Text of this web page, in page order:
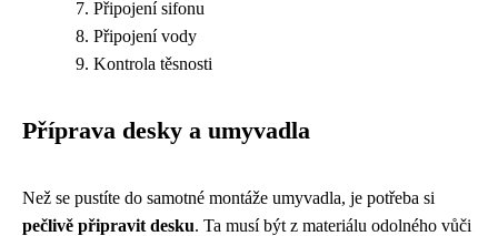
Připojení sifonu
Připojení vody
Kontrola těsnosti
Příprava desky a umyvadla
Než se pustíte do samotné montáže umyvadla, je potřeba si
pečlivě připravit desku. Ta musí být z materiálu odolného vůči